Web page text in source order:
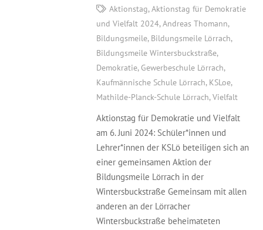
Aktionstag, Aktionstag für Demokratie
und Vielfalt 2024, Andreas Thomann,
Bildungsmeile, Bildungsmeile Lörrach,
Bildungsmeile Wintersbuckstraße,
Demokratie, Gewerbeschule Lörrach,
Kaufmännische Schule Lörrach, KSLoe,
Mathilde-Planck-Schule Lörrach, Vielfalt
Aktionstag für Demokratie und Vielfalt
am 6. Juni 2024: Schüler*innen und
Lehrer*innen der KSLö beteiligen sich an
einer gemeinsamen Aktion der
Bildungsmeile Lörrach in der
Wintersbuckstraße Gemeinsam mit allen
anderen an der Lörracher
Wintersbuckstraße beheimateten